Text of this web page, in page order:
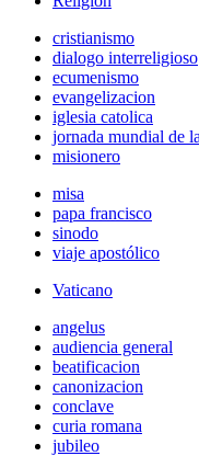
cristianismo
dialogo interreligioso
ecumenismo
evangelizacion
iglesia catolica
jornada mundial de
misionero
misa
papa francisco
sinodo
viaje apostólico
Vaticano
angelus
audiencia general
beatificacion
canonizacion
conclave
curia romana
jubileo